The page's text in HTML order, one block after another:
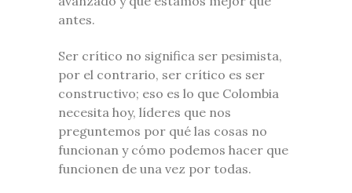
antes.
Ser crítico no significa ser pesimista,
por el contrario, ser crítico es ser
constructivo; eso es lo que Colombia
necesita hoy, líderes que nos
preguntemos por qué las cosas no
funcionan y cómo podemos hacer que
funcionen de una vez por todas.